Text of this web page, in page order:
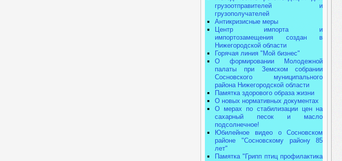
грузоотправителей и
грузополучателей
Антикризисные меры
Центр импорта и
импортозамещения создан в
Нижегородской области
Горячая линия "Мой бизнес"
О формировании Молодежной
палаты при Земском собрании
Сосновского муниципального
района Нижегородской области
Памятка здорового образа жизни
О новых нормативных документах
О мерах по стабилизации цен на
сахарный песок и масло
подсолнечное!
Юбилейное видео о Сосновском
районе "Сосновскому району 85
лет"
Памятка "Грипп птиц профилактика